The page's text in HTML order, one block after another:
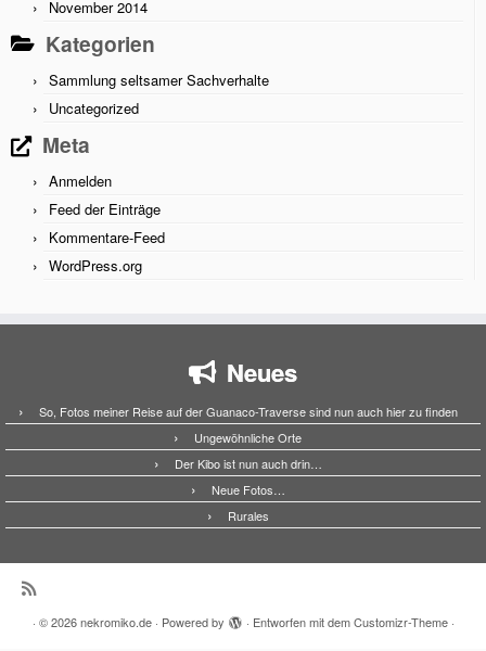
November 2014
Kategorien
Sammlung seltsamer Sachverhalte
Uncategorized
Meta
Anmelden
Feed der Einträge
Kommentare-Feed
WordPress.org
Neues
So, Fotos meiner Reise auf der Guanaco-Traverse sind nun auch hier zu finden
Ungewöhnliche Orte
Der Kibo ist nun auch drin…
Neue Fotos…
Rurales
· © 2026 nekromiko.de· Powered by · Entworfen mit demCustomizr-Theme·